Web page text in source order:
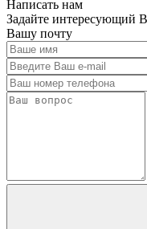
Написать нам
Задайте интересующий
Вашу почту